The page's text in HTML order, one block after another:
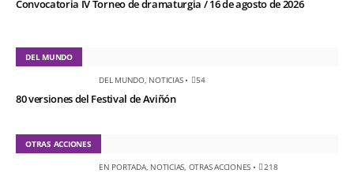
Convocatoria IV Torneo de dramaturgia / 16 de agosto de 2026
DEL MUNDO
DEL MUNDO, NOTICIAS• 54
80 versiones del Festival de Aviñón
OTRAS ACCIONES
EN PORTADA, NOTICIAS OTRAS ACCIONES • 218